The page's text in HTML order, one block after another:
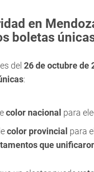
en
boletas
del 26 de octubre de
:
color nacional para
color provincial para
que